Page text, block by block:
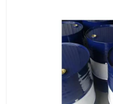
回收废清洗剂